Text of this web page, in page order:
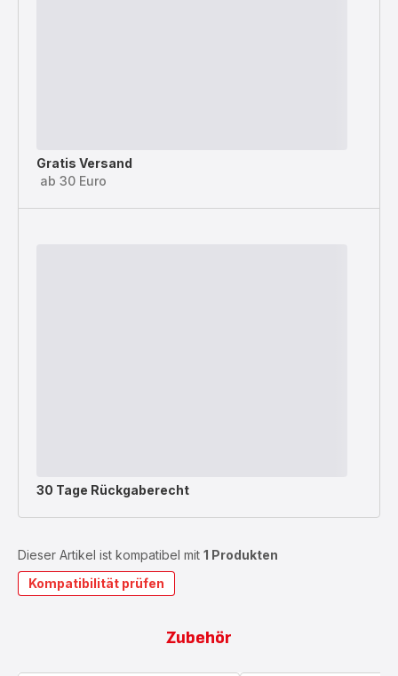
Gratis Versand
ab 30 Euro
30 Tage Rückgaberecht
Dieser Artikel ist kompatibel mit 1 Produkten
Kompatibilität prüfen
Zubehör